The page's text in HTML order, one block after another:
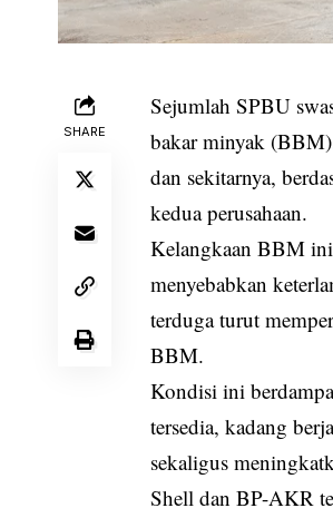
SHARE
Sejumlah SPBU
bakar minyak
dan sekitarnya,
kedua perusahaan.
Kelangkaan BBM
menyebabkan
terduga turut
BBM.
Kondisi ini
tersedia, kadang
sekaligus
Shell dan BP-AKR